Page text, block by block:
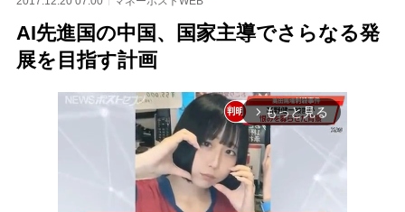
AI先進国の中国、国家主導でさらなる発
展を目指す計画
arrow_forward_ios もっと見る